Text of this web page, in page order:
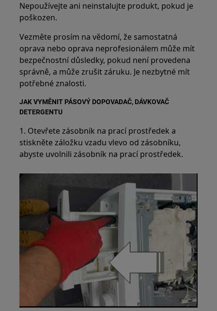
Nepoužívejte ani neinstalujte produkt, pokud je
poškozen.
Vezměte prosím na vědomí, že samostatná
oprava nebo oprava neprofesionálem může mít
bezpečnostní důsledky, pokud není provedena
správně, a může zrušit záruku. Je nezbytné mít
potřebné znalosti.
JAK VYMĚNIT PÁSOVÝ DOPOVADAČ, DÁVKOVAČ
DETERGENTU
1. Otevřete zásobník na prací prostředek a
stiskněte záložku vzadu vlevo od zásobníku,
abyste uvolnili zásobník na prací prostředek.